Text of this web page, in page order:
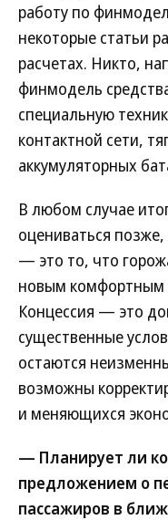
работу по
некоторые статьи
расчетах. Никто,
финмодель
специальную
контактной сети,
аккумуляторных
В любом случае
оцениваться позже,
— это то, что
новым комфортным
Концессия — это
существенные
остаются
возможны
и меняющихся
— Планирует ли
предложением о
пассажиров в